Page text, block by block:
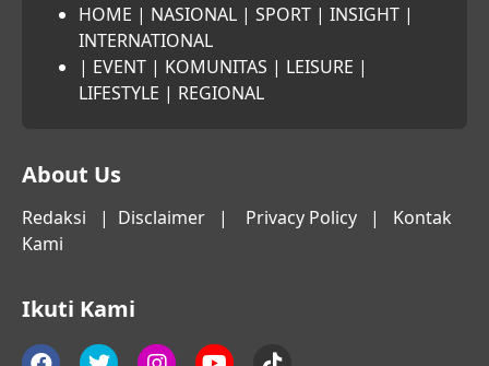
HOME | NASIONAL | SPORT | INSIGHT |
INTERNATIONAL
| EVENT | KOMUNITAS | LEISURE |
LIFESTYLE | REGIONAL
About Us
Redaksi | Disclaimer | Privacy Policy | Kontak
Kami
Ikuti Kami